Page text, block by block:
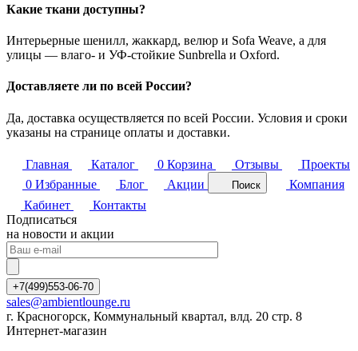
Какие ткани доступны?
Интерьерные шенилл, жаккард, велюр и Sofa Weave, а для
улицы — влаго- и УФ-стойкие Sunbrella и Oxford.
Доставляете ли по всей России?
Да, доставка осуществляется по всей России. Условия и сроки
указаны на странице оплаты и доставки.
Главная Каталог 0 Корзина Отзывы
Проекты
0 Избранные Блог Акции Поиск
Компания
Кабинет
Контакты
Подписаться
на новости и акции
+7(499)553-06-70
sales@ambientlounge.ru
г. Красногорск, Коммунальный квартал, влд. 20 стр. 8
Интернет-магазин